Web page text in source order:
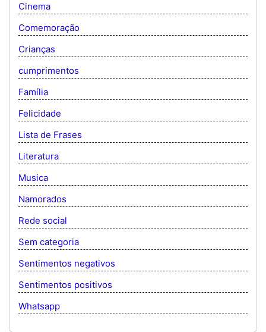
Cinema
Comemoração
Crianças
cumprimentos
Família
Felicidade
Lista de Frases
Literatura
Musica
Namorados
Rede social
Sem categoria
Sentimentos negativos
Sentimentos positivos
Whatsapp